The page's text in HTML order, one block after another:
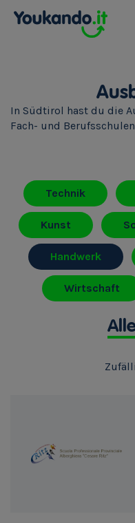
In Südtirol hast du die
Fach- und
Technik
Kunst
Handwerk
Wirtschaft